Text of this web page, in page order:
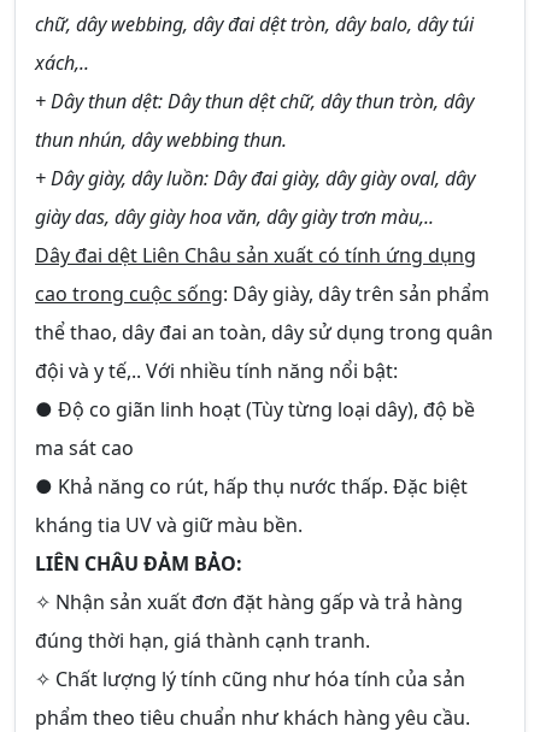
chữ, dây webbing, dây đai dệt tròn, dây balo, dây túi
xách,..
+ Dây thun dệt: Dây thun dệt chữ, dây thun tròn, dây
thun nhún, dây webbing thun.
+ Dây giày, dây luồn: Dây đai giày, dây giày oval, dây
giày das, dây giày hoa văn, dây giày trơn màu,..
Dây đai dệt Liên Châu sản xuất có tính ứng dụng
cao trong cuộc sống: Dây giày, dây trên sản phẩm
thể thao, dây đai an toàn, dây sử dụng trong quân
đội và y tế,.. Với nhiều tính năng nổi bật:
● Độ co giãn linh hoạt (Tùy từng loại dây), độ bề
ma sát cao
● Khả năng co rút, hấp thụ nước thấp. Đặc biệt
kháng tia UV và giữ màu bền.
LIÊN CHÂU ĐẢM BẢO:
✧ Nhận sản xuất đơn đặt hàng gấp và trả hàng
đúng thời hạn, giá thành cạnh tranh.
✧ Chất lượng lý tính cũng như hóa tính của sản
phẩm theo tiêu chuẩn như khách hàng yêu cầu.